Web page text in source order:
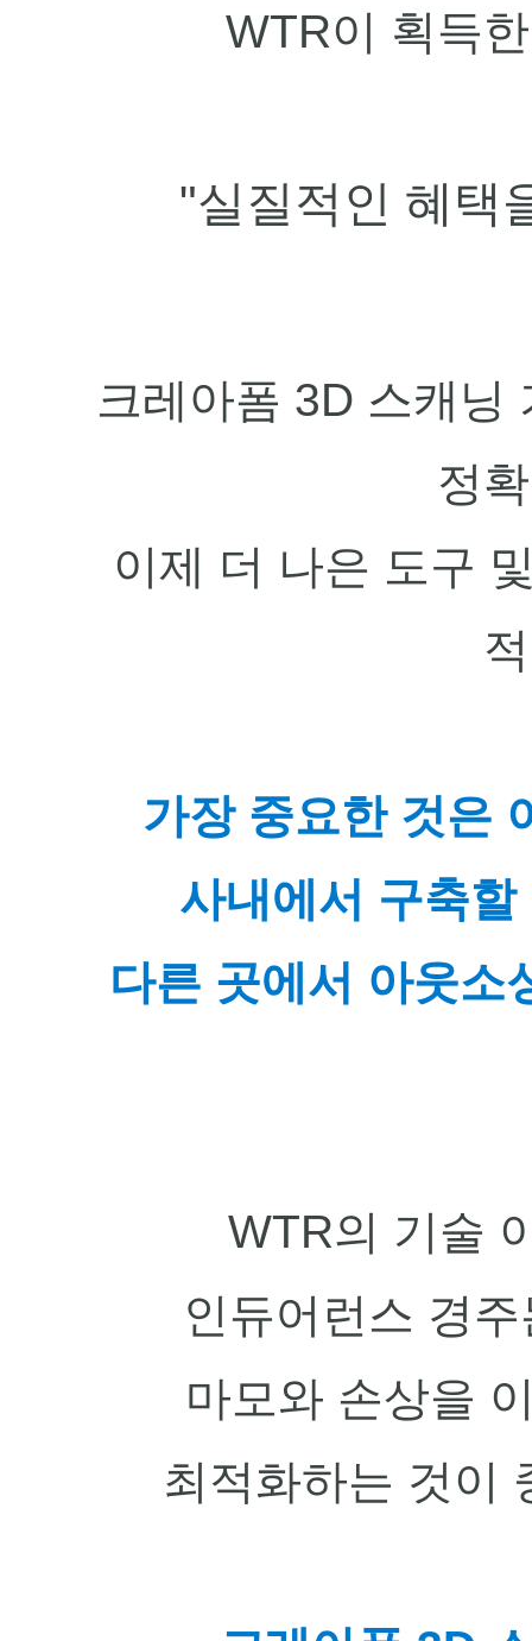
WTR이 획득
"실질적인 혜택
크레아폼 3D 스캐
정
이제 더 나은 도구
가장 중요한 것은
사내에서 구축
다른 곳에서 아웃소
WTR의 기술
인듀어런스 경
마모와 손상을
최적화하는 것이